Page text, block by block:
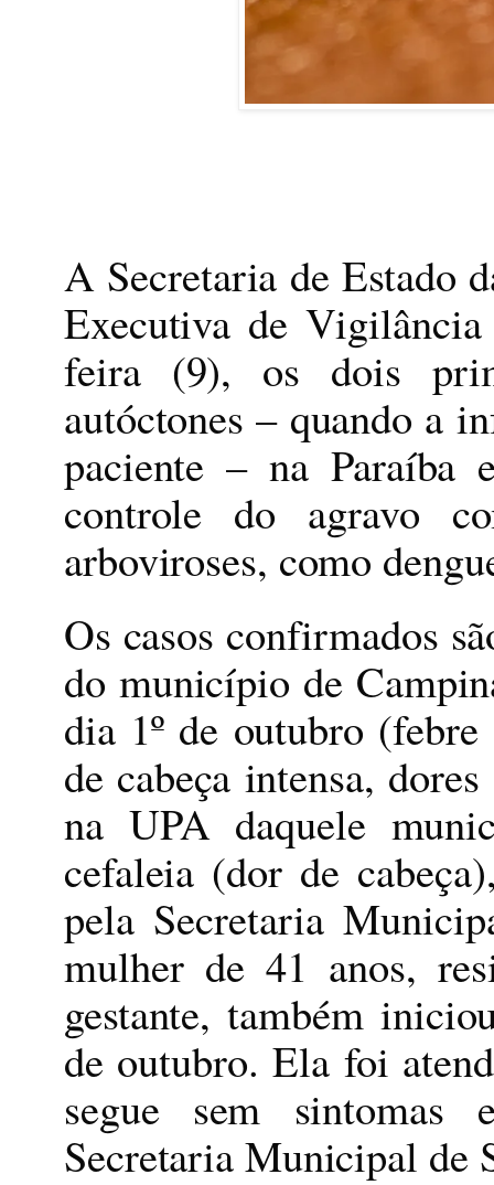
A Secretaria de Estado
Executiva de
feira (9), os dois
autóctones – quando a
paciente – na Paraíba
controle do agravo
arboviroses, como
Os casos confirmados
do município de
dia 1º de outubro
de cabeça intensa,
na UPA daquele
cefaleia (dor de
pela Secretaria
mulher de 41 anos,
gestante, também
de outubro. Ela foi
segue sem sintomas
Secretaria Municipal de